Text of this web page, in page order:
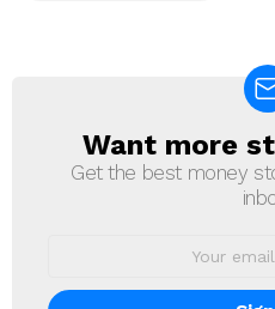
NEWSLETTER
Want more
Get the best money